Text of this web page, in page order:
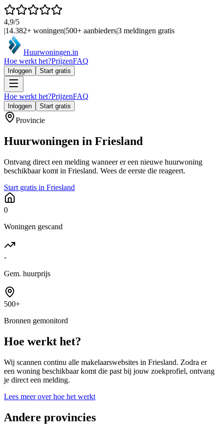
4,9/5
|14.382+ woningen|500+ aanbieders|3 meldingen gratis
Huurwoningen.in
Hoe werkt het?PrijzenFAQ
Inloggen Start gratis
Hoe werkt het?PrijzenFAQ
Inloggen Start gratis
Provincie
Huurwoningen in Friesland
Ontvang direct een melding wanneer er een nieuwe huurwoning
beschikbaar komt in Friesland. Wees de eerste die reageert.
Start gratis in Friesland
0
Woningen gescand
-
Gem. huurprijs
500+
Bronnen gemonitord
Hoe werkt het?
Wij scannen continu alle makelaarswebsites in Friesland. Zodra er
een woning beschikbaar komt die past bij jouw zoekprofiel, ontvang
je direct een melding.
Lees meer over hoe het werkt
Andere provincies